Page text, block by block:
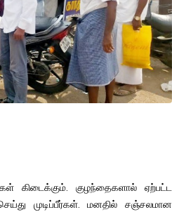
கிடைக்கும். குழந்தைகளால் ஏற்பட்ட
முடிப்பீர்கள். மனதில் சஞ்சலமான